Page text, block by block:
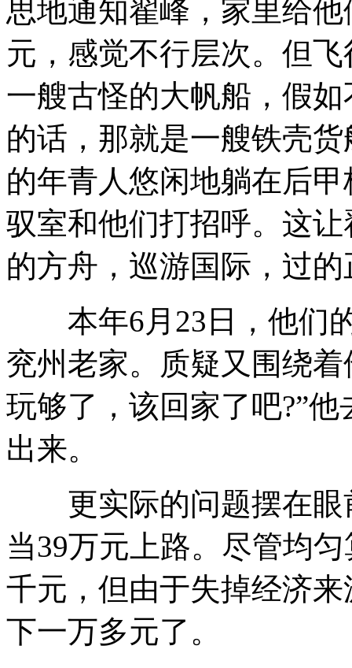
思地通知翟峰，家里给
元，感觉不行层次。但
一艘古怪的大帆船，假
的话，那就是一艘铁壳
的年青人悠闲地躺在后
驭室和他们打招呼。这
的方舟，巡游国际，过
本年6月23日，他们的
兖州老家。质疑又围绕
玩够了，该回家了吧?”
出来。
更实际的问题摆在眼
当39万元上路。尽管均
千元，但由于失掉经济
下一万多元了。